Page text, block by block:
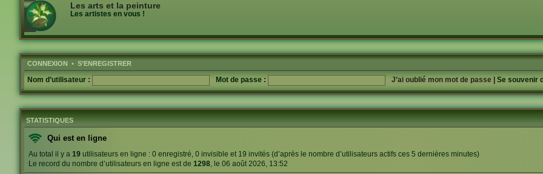
Les arts et la peinture
Les artistes en vous !
CONNEXION • S’ENREGISTRER
Nom d’utilisateur : Mot de passe : J’ai oublié mon mot de passe Se souvenir
STATISTIQUES
Qui est en ligne
Au total il y a 19 utilisateurs en ligne : 0 enregistré, 0 invisible et 19 invités (d’après le nombre d’utilisateurs actifs ces 5 dernières minutes)
Le record du nombre d’utilisateurs en ligne est de 1298 , le 06 août 2026, 13:52